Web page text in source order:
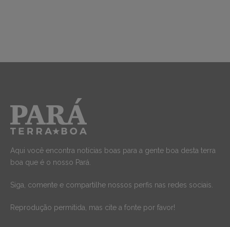
Aqui você encontra notícias boas para a gente boa desta terra
boa que é o nosso Pará.
Siga, comente e compartilhe nossos perfis nas redes sociais.
Reprodução permitida, mas cite a fonte por favor!